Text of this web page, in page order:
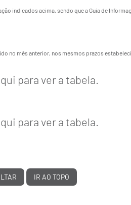
indicados acima, sendo que a Guia de
no mês anterior, nos mesmos prazos
para ver a tabela.
para ver a tabela.
IR AO TOPO